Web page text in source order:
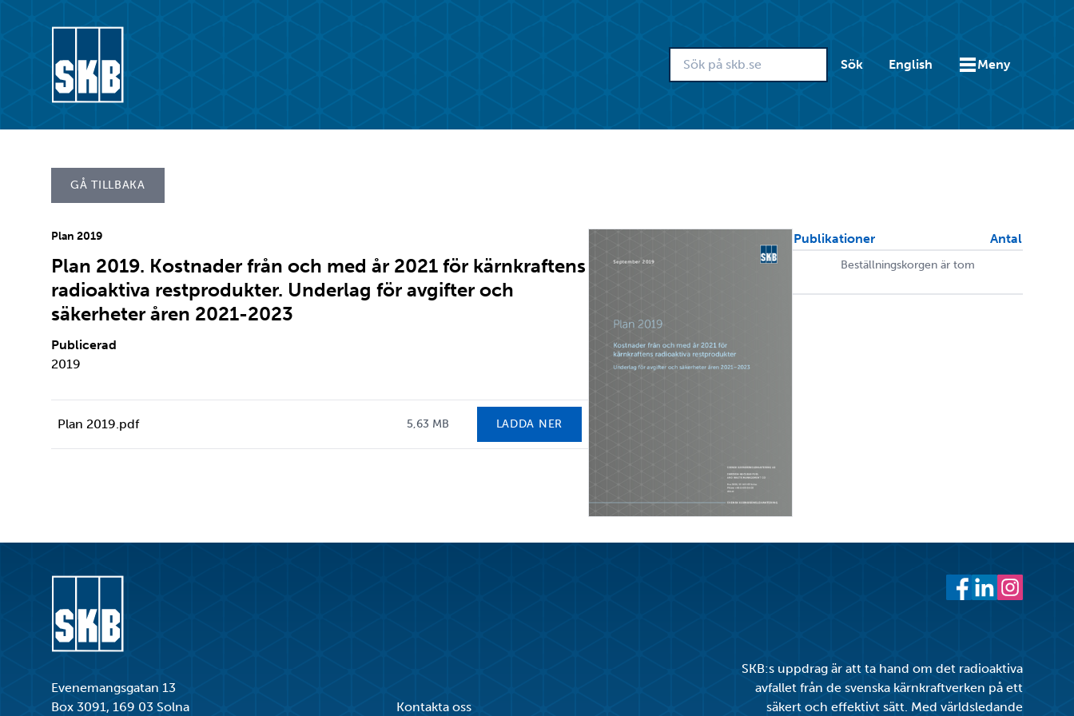
Sök English Meny
GÅ TILLBAKA
Plan 2019
Plan 2019. Kostnader från och med år 2021 för kärnkraftens
radioaktiva restprodukter. Underlag för avgifter och
säkerheter åren 2021-2023
Publicerad
2019
Plan 2019.pdf 5,63 MB LADDA NER
Publikationer Antal
Beställningskorgen är tom
Evenemangsgatan 13
Box 3091, 169 03 Solna
Kontakta oss
SKB:s uppdrag är att ta hand om det radioaktiva
avfallet från de svenska kärnkraftverken på ett
säkert och effektivt sätt. Med världsledande